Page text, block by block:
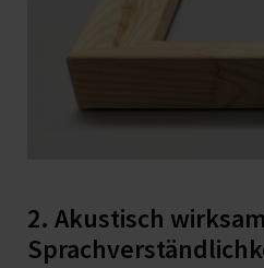
2. Akustisch